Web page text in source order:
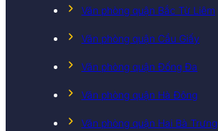
Văn phòng quận Bắc Từ Liêm
Văn phòng quận Cầu Giấy
Văn phòng quận Đống Đa
Văn phòng quận Hà Đông
Văn phòng quận Hai Bà Trưng